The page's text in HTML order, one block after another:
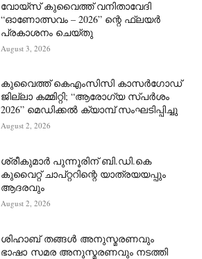
വോയ്സ് കുവൈത്ത് വനിതാവേദി
“ഓണോത്സവം – 2026” ന്റെ ഫ്ലയർ
പ്രകാശനം ചെയ്തു
August 3, 2026
കുവൈത്ത് കെഎംസിസി കാസർഗോഡ്
ജില്ലാ കമ്മിറ്റി; “ആരോഗ്യ സ്പർശം
2026” മെഡിക്കൽ ക്യാമ്പ് സംഘടിപ്പിച്ചു
August 2, 2026
ശ്രീകുമാർ പുന്നൂരിന് ബി.ഡി.കെ
കുവൈറ്റ് ചാപ്റ്ററിന്റെ യാത്രയയപ്പും
ആദരവും
August 2, 2026
ശിഹാബ് തങ്ങൾ അനുസ്മരണവും
ഭാഷാ സമര അനുസ്മരണവും നടത്തി